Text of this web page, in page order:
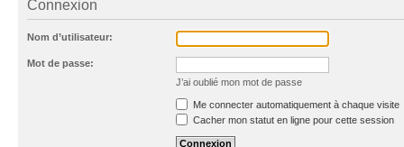
Connexion
Nom d’utilisateur:
Mot de passe:
J’ai oublié mon mot de passe
Me connecter automatiquement à chaque visite
Cacher mon statut en ligne pour cette session